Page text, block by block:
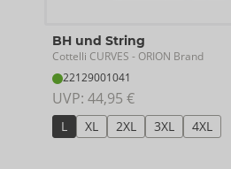
BH und String
Cottelli CURVES - ORION Brand
22129001041
UVP: 44,95 €
L XL 2XL 3XL 4XL